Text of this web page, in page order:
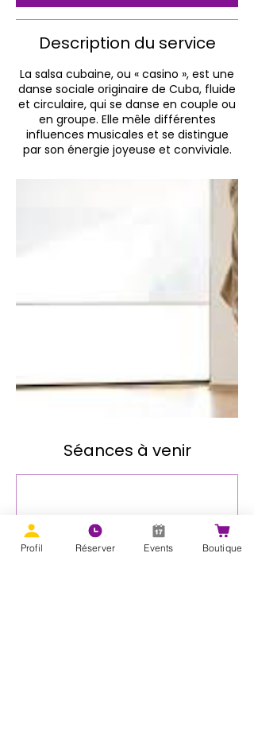
Description du service
La salsa cubaine, ou « casino », est une
danse sociale originaire de Cuba, fluide
et circulaire, qui se danse en couple ou
en groupe. Elle mêle différentes
influences musicales et se distingue
par son énergie joyeuse et conviviale.
Séances à venir
Profil Réserver Events Boutique